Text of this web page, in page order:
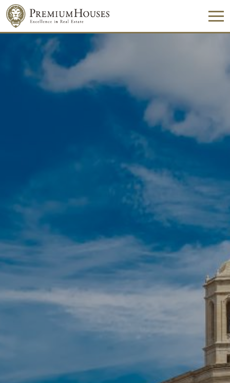
Изменить куки
Всегда активный
для сбора информации с целью улучшения наших
услуг. Если вы продолжите просмотр, вы соглашаетесь
с их установкой. Пользователь имеет возможность
того пожелает, предотвратить их установку на свой
действие может вызвать трудности при навигации по
Аналитика и персонализация